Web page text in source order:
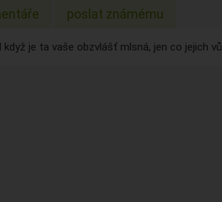
poslat známému
je ta vaše obzvlášť mlsná, jen co jejich vů